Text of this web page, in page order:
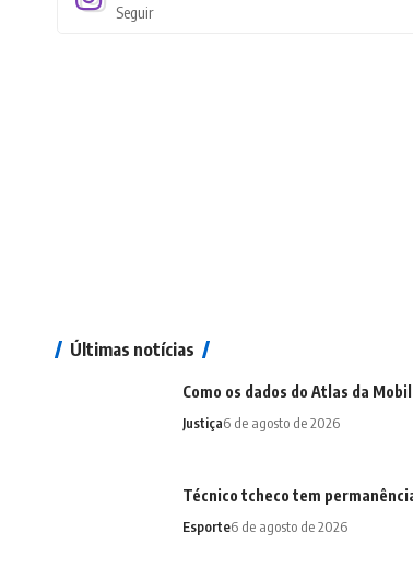
Seguir
Últimas notícias
Como os dados do Atlas da
Justiça6 de agosto de 2026
Técnico tcheco tem
Esporte6 de agosto de 2026